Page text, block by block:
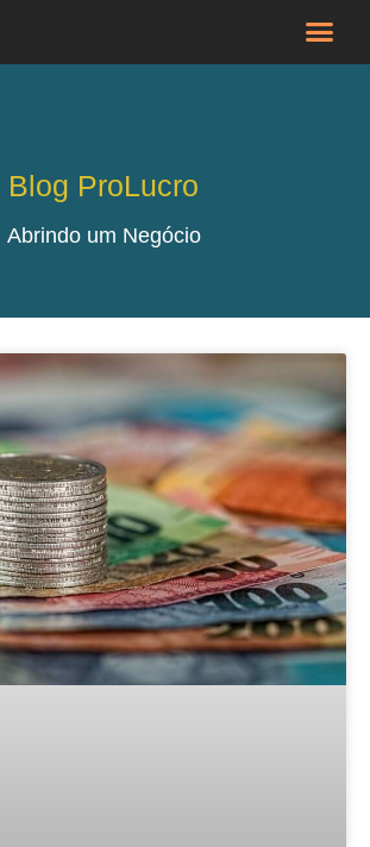
Blog ProLucro
Abrindo um Negócio